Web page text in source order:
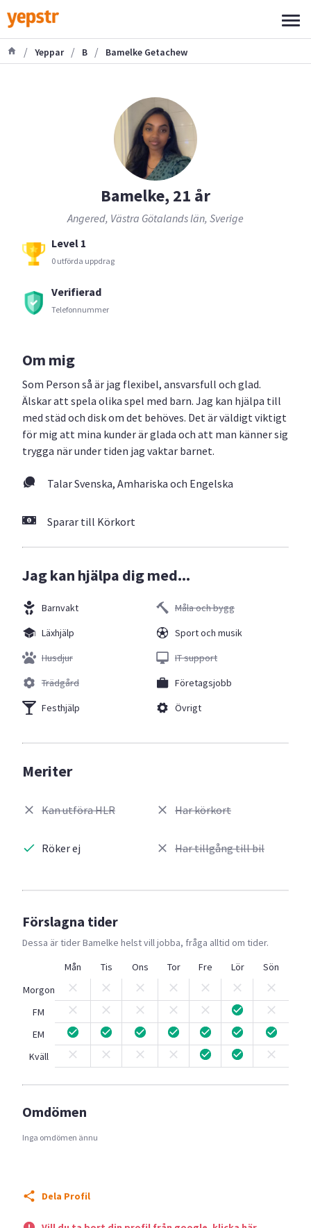
/ Yeppar / B / Bamelke Getachew
Bamelke, 21 år
Angered, Västra Götalands län, Sverige
Level 1
0 utförda uppdrag
Verifierad
Telefonnummer
Om mig
Som Person så är jag flexibel, ansvarsfull och glad.
Älskar att spela olika spel med barn. Jag kan hjälpa till
med städ och disk om det behöves. Det är väldigt viktigt
för mig att mina kunder är glada och att man känner sig
trygga när under tiden jag vaktar barnet.
Talar Svenska, Amhariska och Engelska
Sparar till Körkort
Jag kan hjälpa dig med...
Barnvakt
Läxhjälp
Husdjur
Trädgård
Festhjälp
Måla och bygg
Sport och musik
IT support
Företagsjobb
Övrigt
Meriter
Kan utföra HLR
Röker ej
Har körkort
Har tillgång till bil
Förslagna tider
Dessa är tiderBamelke helst vill jobba, fråga alltid om tider.
Mån
Tis Ons Tor Fre Lör
Sön
Morgon
FM
EM
Kväll
Omdömen
Inga omdömen ännu
Dela Profil